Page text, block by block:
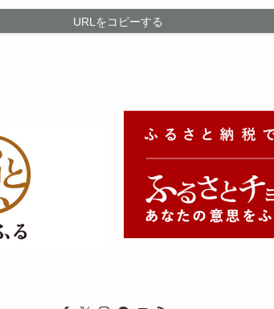
URLをコピーする